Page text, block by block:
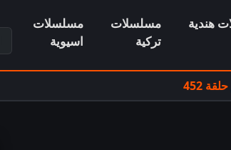
هندية
مسلسلات
تركية
مسلسلات
اسيوية
452